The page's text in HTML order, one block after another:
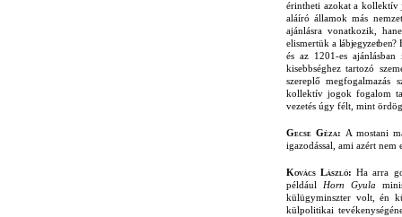
érintheti azokat a kollektív
aláíró államok más
ajánlásra vonatkozik,
elismertüka lábjegyzetben?
és az 1201-es
kisebbséghez tartozó
szereplő
kollektív jogok fogalom
vezetés úgy félt, mint
Gecse Géza:
A mostani
igazodással, ami azért nem
Kovács László: Ha arra
például Horn Gyula
külügyminszter volt, én
külpolitikai